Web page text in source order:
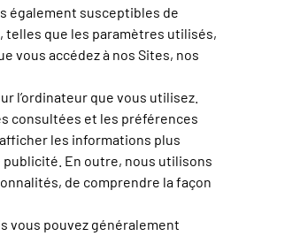
également susceptibles de
que les paramètres utilisés,
vous accédez à nos Sites, nos
l’ordinateur que vous utilisez.
consultées et les préférences
les informations plus
En outre, nous utilisons
de comprendre la façon
vous pouvez généralement